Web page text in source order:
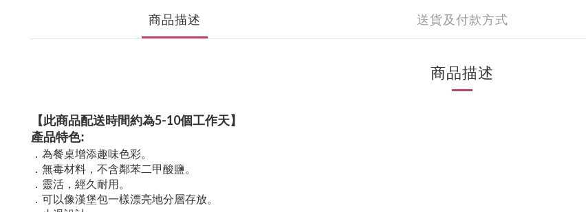
商品描述 送貨及付款方式
商品描述
【此商品配送時間約為5-10個工作天】
產品特色:
．為餐桌增添趣味色彩。
．無毒材料，不含鄰苯二甲酸鹽。
．靈活，經久耐用。
．可以像漢堡包一樣漂亮地分層存放。